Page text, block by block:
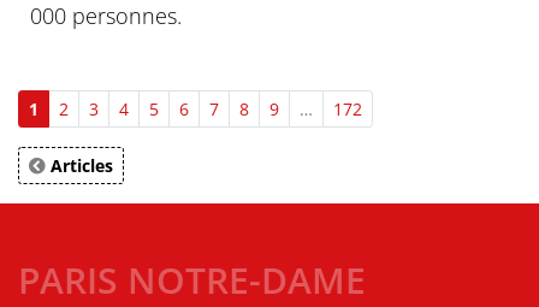
000 personnes.
1 2 3 4 5 6 7 8 9 … 172
Articles
PARIS NOTRE-DAME